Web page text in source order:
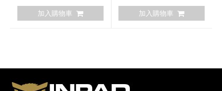
加入購物車 加入購物車